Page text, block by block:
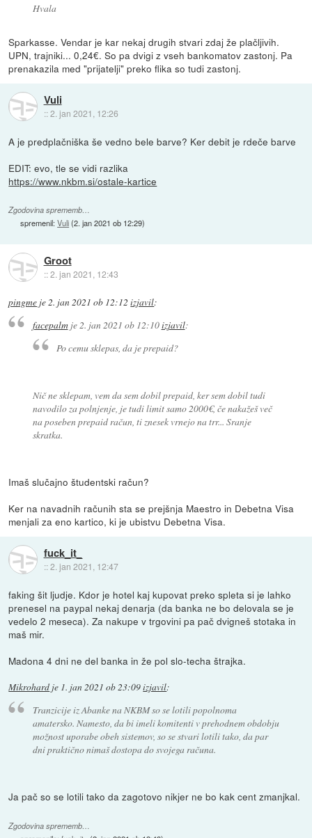
Hvala
Sparkasse. Vendar je kar nekaj drugih stvari zdaj že plačljivih.
UPN, trajniki... 0,24€. So pa dvigi z vseh bankomatov zastonj. Pa
prenakazila med "prijatelji" preko flika so tudi zastonj.
Vuli
::2. jan 2021, 12:26
A je predplačniška še vedno bele barve? Ker debit je rdeče barve
EDIT: evo, tle se vidi razlika
https://www.nkbm.si/ostale-kartice
Zgodovina sprememb…
spremenil:Vuli(2. jan 2021 ob 12:29)
Groot
::2. jan 2021, 12:43
pingme je 2. jan 2021 ob 12:12 izjavil:
facepalmje2. jan 2021 ob 12:10izjavil:
Po cemu sklepas, da je prepaid?
Nič ne sklepam, vem da sem dobil prepaid, ker sem dobil tudi
navodilo za polnjenje, je tudi limit samo 2000€, če nakažeš več
na poseben prepaid račun, ti znesek vrnejo na trr... Sranje
skratka.
Imaš slučajno študentski račun?
Ker na navadnih računih sta se prejšnja Maestro in Debetna Visa
menjali za eno kartico, ki je ubistvu Debetna Visa.
fuck_it_
::2. jan 2021, 12:47
faking šit ljudje. Kdor je hotel kaj kupovat preko spleta si je lahko
prenesel na paypal nekaj denarja (da banka ne bo delovala se je
vedelo 2 meseca). Za nakupe v trgovini pa pač dvigneš stotaka in
maš mir.
Madona 4 dni ne del banka in že pol slo-techa štrajka.
Mikrohard je 1. jan 2021 ob 23:09izjavil:
Tranzicije iz Abanke na NKBM so se lotili popolnoma
amatersko. Namesto, da bi imeli komitenti v prehodnem obdobju
možnost uporabe obeh sistemov, so se stvari lotili tako, da par
dni praktično nimaš dostopa do svojega računa.
Ja pač so se lotili tako da zagotovo nikjer ne bo kak cent zmanjkal.
Zgodovina sprememb…